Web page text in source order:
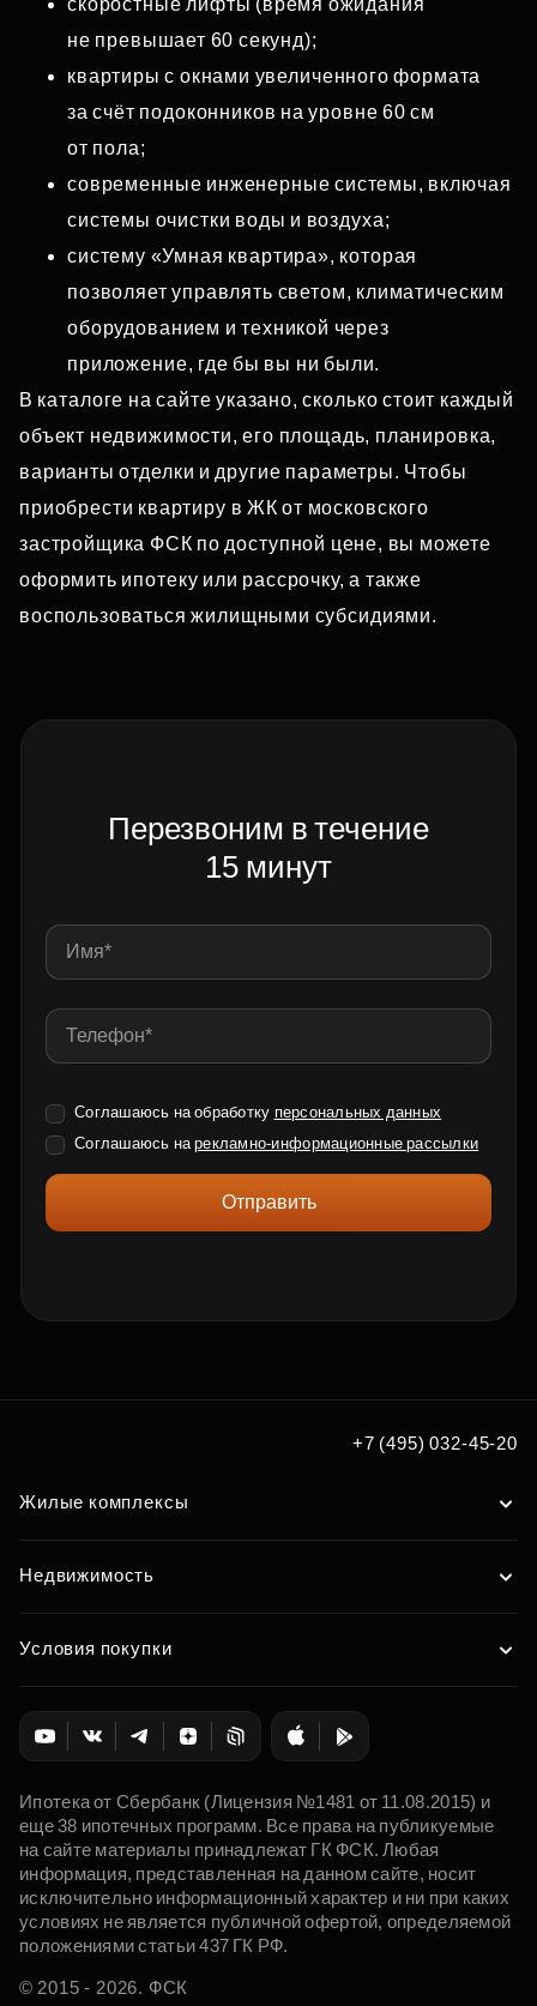
скоростные лифты (время ожидания
не превышает 60 секунд);
квартиры с окнами увеличенного формата
за счёт подоконников на уровне 60 см
от пола;
современные инженерные системы, включая
системы очистки воды и воздуха;
систему «Умная квартира», которая
позволяет управлять светом, климатическим
оборудованием и техникой через
приложение, где бы вы ни были.
В каталоге на сайте указано, сколько стоит каждый
объект недвижимости, его площадь, планировка,
варианты отделки и другие параметры. Чтобы
приобрести квартиру в ЖК от московского
застройщика ФСК по доступной цене, вы можете
оформить ипотеку или рассрочку, а также
воспользоваться жилищными субсидиями.
Перезвоним в течение
15 минут
Соглашаюсь на обработку персональных данных
Соглашаюсь нарекламно-информационные рассылки
Отправить
+7 (495) 032-45-20
Жилые комплексы
Недвижимость
Условия покупки
Ипотека от Сбербанк (Лицензия №1481 от 11.08.2015) и
еще 38 ипотечных программ. Все права на публикуемые
на сайте материалы принадлежат ГК ФСК. Любая
информация, представленная на данном сайте, носит
исключительно информационный характер и ни при каких
условиях не является публичной офертой, определяемой
положениями статьи 437 ГК РФ.
© 2015 - 2026. ФСК